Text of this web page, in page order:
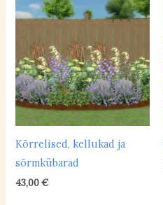
Kõrrelised, kellukad ja
sõrmkübarad
43,00€